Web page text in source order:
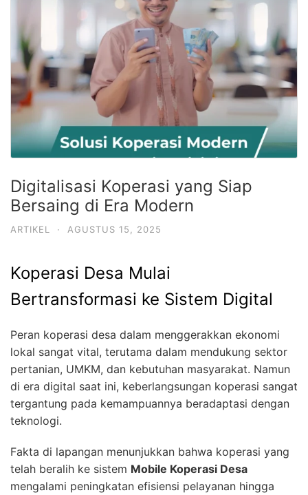
Digitalisasi Koperasi yang Siap
Bersaing di Era Modern
ARTIKEL · AGUSTUS 15, 2025
Koperasi Desa Mulai
Bertransformasi ke Sistem Digital
Peran koperasi desa dalam menggerakkan ekonomi
lokal sangat vital, terutama dalam mendukung sektor
pertanian, UMKM, dan kebutuhan masyarakat. Namun
di era digital saat ini, keberlangsungan koperasi sangat
tergantung pada kemampuannya beradaptasi dengan
teknologi.
Fakta di lapangan menunjukkan bahwa koperasi yang
telah beralih ke sistem Mobile Koperasi Desa
mengalami peningkatan efisiensi pelayanan hingga